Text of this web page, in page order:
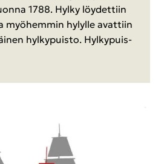
1788. Hylky löy­det­tiin
myö­hem­min hy­lyl­le avat­tiin
hyl­ky­puis­to. Hyl­ky­puis­